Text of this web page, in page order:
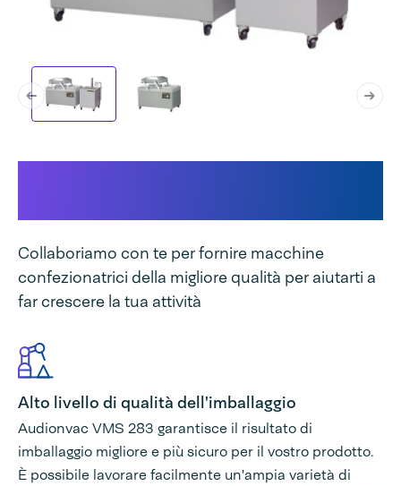
Collaboriamo con te per fornire macchine
confezionatrici della migliore qualità per aiutarti a
far crescere la tua attività
Alto livello di qualità dell'imballaggio
Audionvac VMS 283 garantisce il risultato di
imballaggio migliore e più sicuro per il vostro prodotto.
È possibile lavorare facilmente un'ampia varietà di